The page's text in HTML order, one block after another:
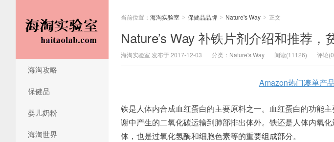
海淘攻略
保健品
婴儿奶粉
海淘世界
当前位置： 海淘实验室 > 保健品品牌 > Nature's Way > 正文
Nature’s Way 补铁片剂介绍和推荐，
海淘实验室 发布于 2017-12-03 分类： Nature's Way 阅读(11126) 评论
Amazon热门凑单产品
铁是人体内合成血红蛋白的主要原料之一。血红蛋白的功能
谢中产生的二氧化碳运输到肺部排出体外。铁还是人体内氧
体，也是过氧化氢酶和细胞色素等的重要组成部分。